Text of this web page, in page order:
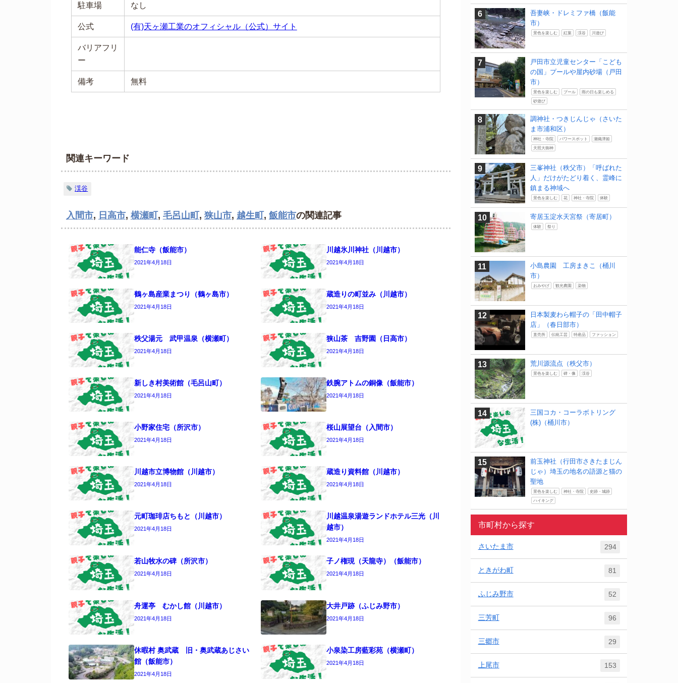
駐車場 なし
公式 (有)天ヶ瀬工業のオフィシャル（公式）サイト
バリアフリ
ー
備考 無料
関連キーワード
渓谷
入間市, 日高市, 横瀬町 , 毛呂山町 , 狭山市, 越生町 , 飯能市の関連記事
能仁寺（飯能市）
2021年4月18日
川越氷川神社（川越市）
2021年4月18日
鶴ヶ島産業まつり（鶴ヶ島市）
2021年4月18日
蔵造りの町並み（川越市）
2021年4月18日
秩父湯元 武甲温泉（横瀬町）
2021年4月18日
狭山茶 吉野園（日高市）
2021年4月18日
新しき村美術館（毛呂山町）
2021年4月18日
鉄腕アトムの銅像（飯能市）
2021年4月18日
小野家住宅（所沢市）
2021年4月18日
桜山展望台（入間市）
2021年4月18日
川越市立博物館（川越市）
2021年4月18日
蔵造り資料館（川越市）
2021年4月18日
元町珈琲店ちもと（川越市）
2021年4月18日
川越温泉湯遊ランドホテル三光（川
越市）
2021年4月18日
若山牧水の碑（所沢市）
2021年4月18日
子ノ権現（天龍寺）（飯能市）
2021年4月18日
舟運亭 むかし館（川越市）
2021年4月18日
大井戸跡（ふじみ野市）
2021年4月18日
休暇村 奥武蔵 旧・奥武蔵あじさい
館（飯能市）
2021年4月18日
小泉染工房藍彩苑（横瀬町）
2021年4月18日
吾妻峡・ドレミファ橋（飯能
市）
景色を楽しむ 紅葉 渓谷 川遊び
戸田市立児童センター「こども
の国」プールや屋内砂場（戸田
市）
景色を楽しむ プール 雨の日も楽しめる
砂遊び
調神社・つきじんじゃ（さいた
ま市浦和区）
神社・寺院 パワースポット 瀬織津姫
天照大御神
三峯神社（秩父市）「呼ばれた
人」だけがたどり着く、霊峰に
鎮まる神域へ
景色を楽しむ 花 神社・寺院 体験
寄居玉淀水天宮祭（寄居町）
体験 祭り
小島農園 工房まきこ（桶川
市）
おみやげ 観光農園 染物
日本製麦わら帽子の「田中帽子
店」（春日部市）
直売所 伝統工芸 特産品 ファッション
荒川源流点（秩父市）
景色を楽しむ 碑・像 渓谷
三国コカ・コーラボトリング
(株)（桶川市）
前玉神社（行田市さきたまじん
じゃ）埼玉の地名の語源と猫の
聖地
景色を楽しむ 神社・寺院 史跡・城跡
ハイキング
市町村から探す
さいたま市 294
ときがわ町 81
ふじみ野市 52
三芳町 96
三郷市 29
上尾市 153